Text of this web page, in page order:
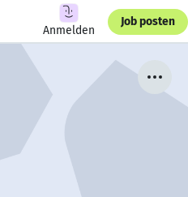
Anmelden
Job posten